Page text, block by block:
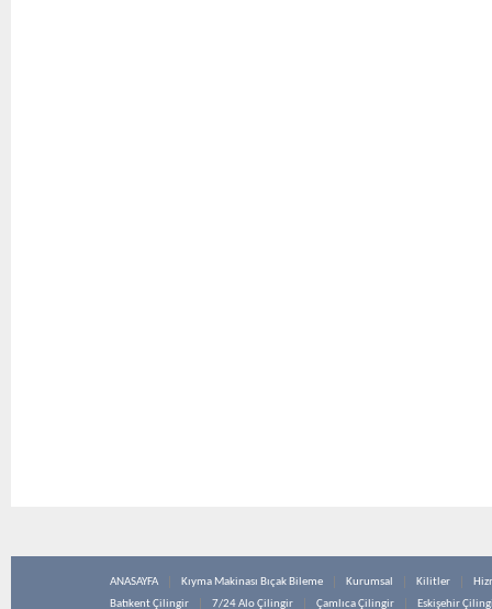
ANASAYFA Kıyma Makinası Bıçak Bileme Kurumsal Kilitler
Batıkent Çilingir
7/24 Alo Çilingir Çamlıca Çilingir Eskişehir